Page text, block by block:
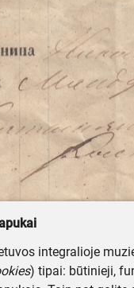
integralioje
) tipai: būtinieji,